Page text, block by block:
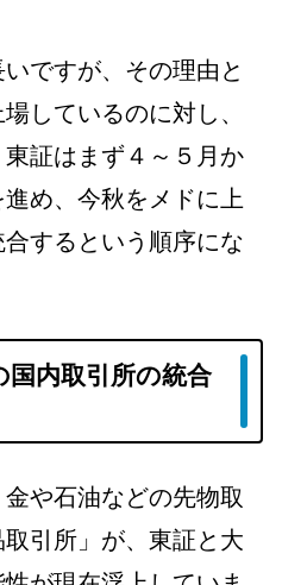
ですが、その理由と
しているのに対し、
証はまず４～５月か
め、今秋をメドに上
するという順序にな
国内取引所の統合
や石油などの先物取
引所」が、東証と大